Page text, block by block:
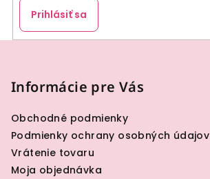
Prihlásiť sa
Informácie pre Vás
Obchodné podmienky
Podmienky ochrany osobných údajov
Vrátenie tovaru
Moja objednávka